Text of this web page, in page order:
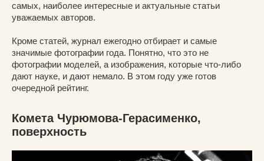
самых, наиболее интересные и актуальные статьи
уважаемых авторов.
Кроме статей, журнал ежегодно отбирает и самые
значимые фотографии года. Понятно, что это не
фотографии моделей, а изображения, которые что-либо
дают науке, и дают немало. В этом году уже готов
очередной рейтинг.
Комета Чурюмова-Герасименко,
поверхность